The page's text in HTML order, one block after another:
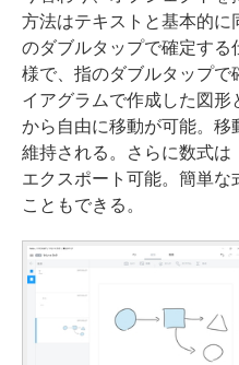
方法はテキストと基本的に
のダブルタップで確定する
様で、指のダブルタップ
イアグラムで作成した図形
から自由に移動が可能。移
維持される。さらに数式は
エクスポート可能。簡単
こともできる。